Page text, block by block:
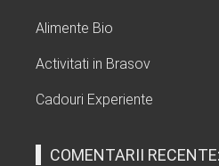
Alimente Bio
Activitati in Brasov
Cadouri Experiente
COMENTARII RECENTE: